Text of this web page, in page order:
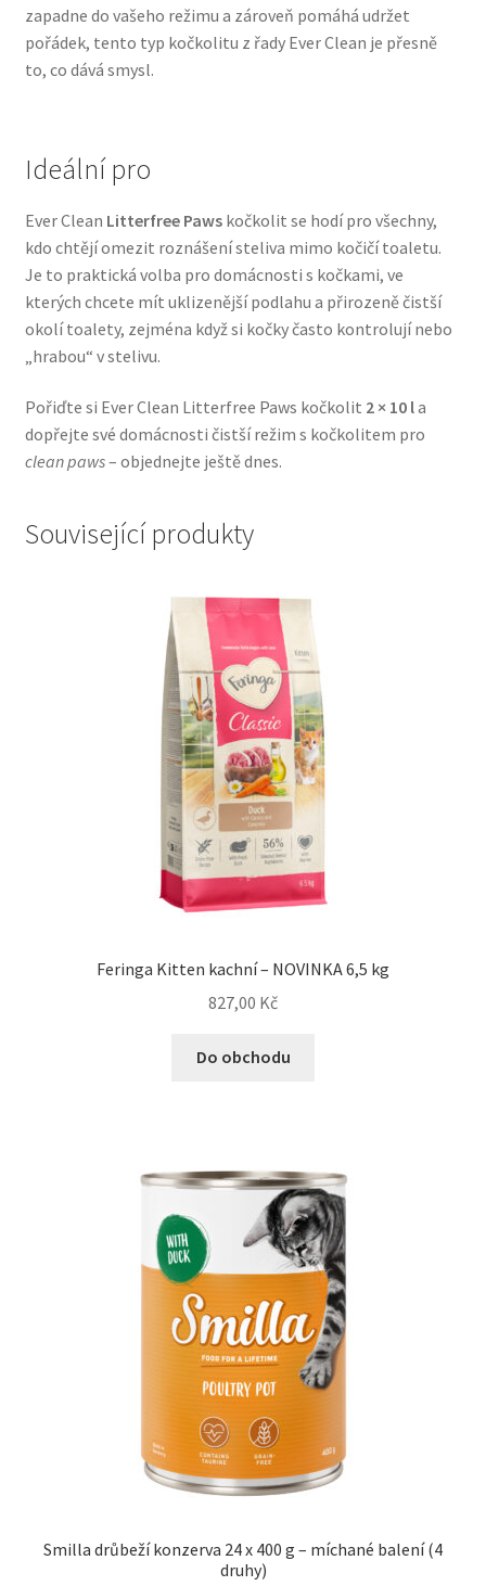
Purizon pro psy — Vysoký obsah masa, bez obilovin
Veterinární dieta pro psy
Vodítka a obojky
Wolf of Wilderness
zapadne do vašeho režimu a zároveň pomáhá udržet
pořádek, tento typ kočkolitu z řady Ever Clean je přesně
to, co dává smysl.
Ideální pro
Ever Clean Litterfree Pawskočkolit se hodí pro všechny,
kdo chtějí omezit roznášení steliva mimo kočičí toaletu.
Je to praktická volba pro domácnosti s kočkami, ve
kterých chcete mít uklizenější podlahu a přirozeně čistší
okolí toalety, zejména když si kočky často kontrolují nebo
„hrabou“ v stelivu.
Pořiďte si Ever Clean Litterfree Paws kočkolit 2 × 10 la
dopřejte své domácnosti čistší režim s kočkolitem pro
clean paws– objednejte ještě dnes.
Související produkty
Feringa Kitten kachní – NOVINKA 6,5 kg
827,00 Kč
Do obchodu
Smilla drůbeží konzerva 24 x 400 g – míchané balení (4
druhy)